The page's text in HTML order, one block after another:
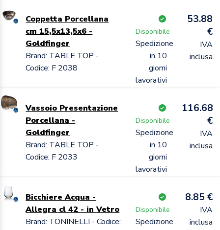
Coppetta Porcellana
cm 15,5x13,5x6 -
Goldfinger
Brand: TABLE TOP -
Codice: F 2038
Disponibile
Spedizione
in 10
giorni
lavorativi
53.88
€
IVA
inclusa
Vassoio Presentazione
Porcellana -
Goldfinger
Brand: TABLE TOP -
Codice: F 2033
Disponibile
Spedizione
in 10
giorni
lavorativi
116.68
€
IVA
inclusa
Bicchiere Acqua -
Allegra cl 42 - in Vetro
Brand: TONINELLI - Codice:
Disponibile
Spedizione
8.85 €
IVA
inclusa